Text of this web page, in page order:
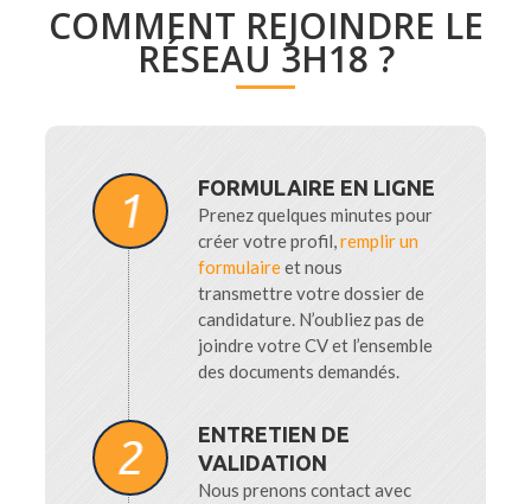
COMMENT REJOINDRE LE
RÉSEAU 3H18 ?
FORMULAIRE EN LIGNE
Prenez quelques minutes pour
créer votre profil,remplir un
formulaireet nous
transmettre votre dossier de
candidature. N’oubliez pas de
joindre votre CV et l’ensemble
des documents demandés.
ENTRETIEN DE
VALIDATION
Nous prenons contact avec